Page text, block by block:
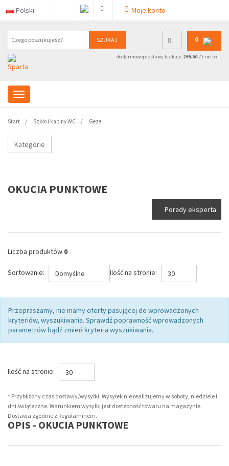
Polski Moje konto
SZUKAJ 0
do darmowej dostawy brakuje: 299.00ZŁ netto
Start Szkło i kabiny WC Geze
Kategorie
OKUCIA PUNKTOWE
Porady eksperta
Liczba produktów 0
Sortowanie: Domyślne Ilość na stronie: 30
Przepraszamy, nie mamy oferty pasującej do wprowadzonych
kryteriów, wyszukiwania. Sprawdź poprawność wprowadzonych
parametrów bądź zmień kryteria wyszukiwania.
Ilość na stronie: 30
* Przybliżony czas dostawy/wysyłki. Wysyłek nie realizujemy w soboty, niedziele i
dni świąteczne. Warunkiem wysyłki jest dostepność towaru na magazynie.
Dostawa zgodnie z Regulaminem.
OPIS - OKUCIA PUNKTOWE